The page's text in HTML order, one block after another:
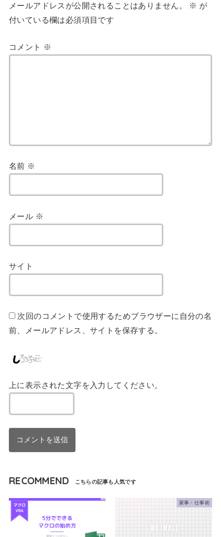
メールアドレスが公開されることはありません。 ※ が
付いている欄は必須項目です
コメント ※
名前 ※
メール ※
サイト
次回のコメントで使用するためブラウザーに自分の名
前、メールアドレス、サイトを保存する。
上に表示された文字を入力してください。
RECOMMEND
家事・仕事術